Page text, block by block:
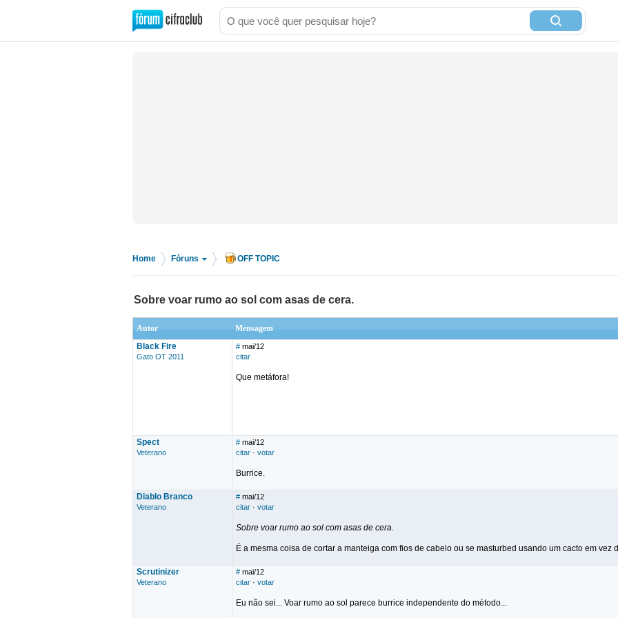
Home Fóruns OFF TOPIC
Sobre voar rumo ao sol com asas de cera.
Autor
Mensagem
Black Fire
Gato OT 2011
# mai/12
citar
Que metáfora!
Spect
Veterano
# mai/12
citar · votar
Burrice.
Diablo Branco
Veterano
# mai/12
citar · votar
Sobre voar rumo ao sol com asas de cera.
É a mesma coisa de cortar a manteiga com fios de cabelo ou se masturbed usando um cacto em vez
Scrutinizer
Veterano
# mai/12
citar · votar
Eu não sei... Voar rumo ao sol parece burrice independente do método...